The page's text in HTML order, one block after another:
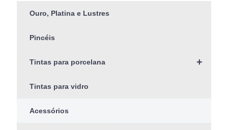
Ouro, Platina e Lustres
Pincéis
+
Tintas para porcelana
Tintas para vidro
Acessórios